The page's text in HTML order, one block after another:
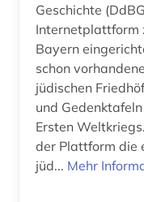
bergbau (4)
bericht (1)
berichte (1)
berlin (8)
Geschichte
Internetplattform
Bayern
schon
jüdischen
und
Ersten
der Plattform die
jüd... Mehr